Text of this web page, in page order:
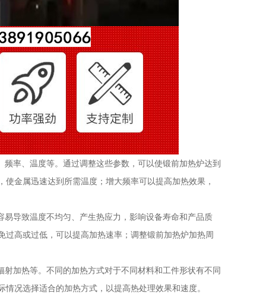
、温度等。通过调整这些参数，可以使锻前加热炉达到
金属迅速达到所需温度；增大频率可以提高加热效果，
导致温度不均匀、产生热应力，影响设备寿命和产品质
高或过低，可以提高加热速率；调整锻前加热炉加热周
热等。不同的加热方式对于不同材料和工件形状有不同
况选择适合的加热方式，以提高热处理效果和速度。